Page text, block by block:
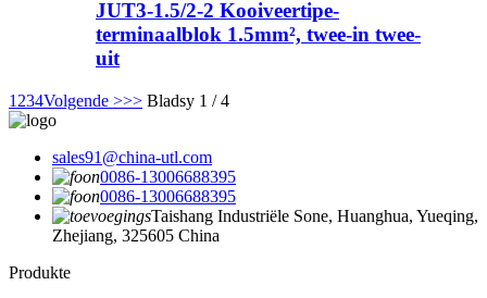
JUT3-1.5/2-2 Kooiveertipe-
terminaalblok 1.5mm², twee-in twee-
uit
1 234Volgende >>> Bladsy 1 / 4
sales91@china-utl.com
0086-13006688395
0086-13006688395
Taishang Industriële Sone, Huanghua, Yueqing,
Zhejiang, 325605 China
Produkte